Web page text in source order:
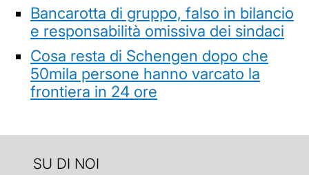
Bancarotta di gruppo, falso in bilancio
e responsabilità omissiva dei sindaci
Cosa resta di Schengen dopo che
50mila persone hanno varcato la
frontiera in 24 ore
SU DI NOI